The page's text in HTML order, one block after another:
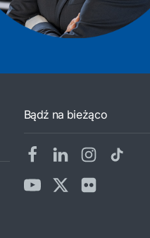
Bądź na bieżąco